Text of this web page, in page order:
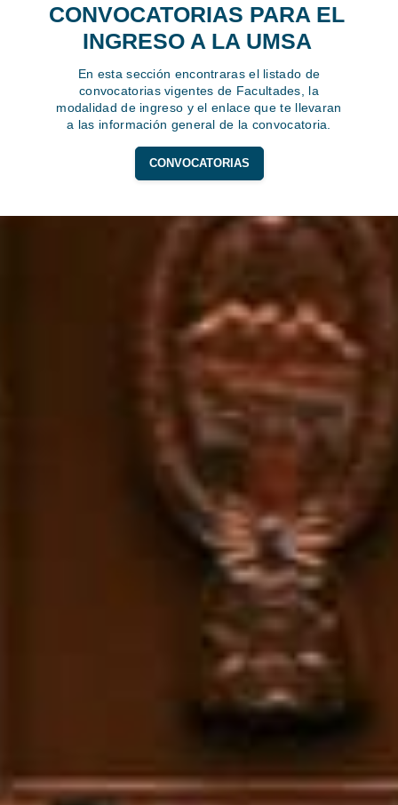
CONVOCATORIAS PARA EL
INGRESO A LA UMSA
En esta sección encontraras el listado de
convocatorias vigentes de Facultades, la
modalidad de ingreso y el enlace que te llevaran
a las información general de la convocatoria.
CONVOCATORIAS